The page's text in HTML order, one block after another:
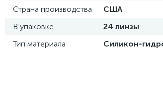
Страна производства
США
В упаковке
24 линзы
Тип материала
Силикон-